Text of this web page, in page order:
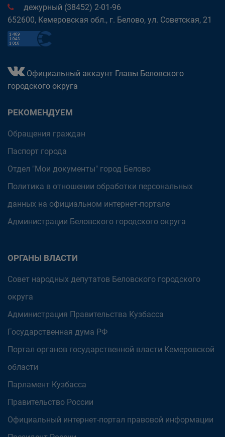
дежурный (38452) 2-01-96
652600, Кемеровская обл., г. Белово, ул. Советская, 21
Официальный аккаунт Главы Беловского
городского округа
РЕКОМЕНДУЕМ
Обращения граждан
Паспорт города
Отдел "Мои документы" город Белово
Политика в отношении обработки персональных
данных на официальном интернет-портале
Администрации Беловского городского округа
ОРГАНЫ ВЛАСТИ
Совет народных депутатов Беловского городского
округа
Администрация Правительства Кузбасса
Государственная дума РФ
Портал органов государственной власти Кемеровской
области
Парламент Кузбасса
Правительство России
Официальный интернет-портал правовой информации